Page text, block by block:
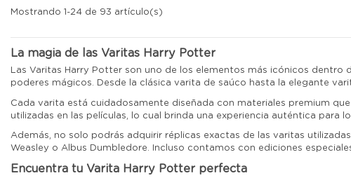
Mostrando 1-24 de 93 artículo(s)
La magia de las Varitas Harry Potter
Las Varitas Harry Potter son uno de los elementos más icónicos dentro
poderes mágicos. Desde la clásica varita de saúco hasta la elegante
Cada varita está cuidadosamente diseñada con materiales premium
utilizadas en las películas, lo cual brinda una experiencia auténtica para
Además, no solo podrás adquirir réplicas exactas de las varitas
Weasley o Albus Dumbledore. Incluso contamos con ediciones
Encuentra tu Varita Harry Potter perfecta